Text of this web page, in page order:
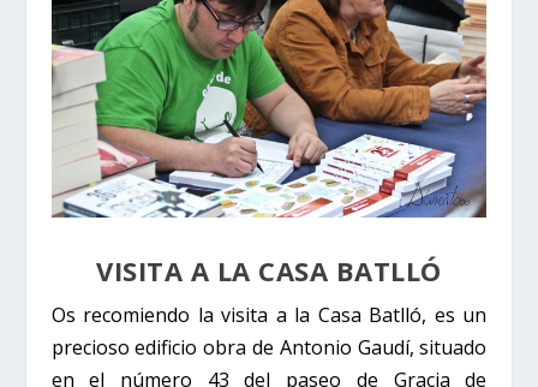
VISITA A LA CASA BATLLÓ
Os recomiendo la visita a la Casa Batlló, es un
precioso edificio obra de Antonio Gaudí, situado
en el número 43 del paseo de Gracia de